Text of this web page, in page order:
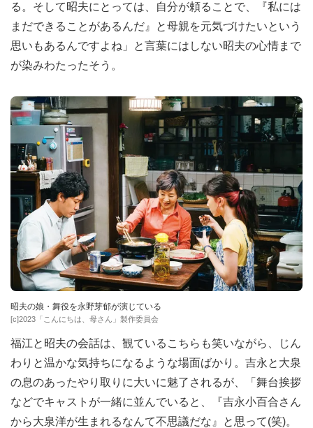
る。そして昭夫にとっては、自分が頼ることで、『私には
まだできることがあるんだ』と母親を元気づけたいという
思いもあるんですよね」と言葉にはしない昭夫の心情まで
が染みわたったそう。
昭夫の娘・舞役を永野芽郁が演じている
[c]2023「こんにちは、母さん」製作委員会
福江と昭夫の会話は、観ているこちらも笑いながら、じん
わりと温かな気持ちになるような場面ばかり。吉永と大泉
の息のあったやり取りに大いに魅了されるが、「舞台挨拶
などでキャストが一緒に並んでいると、『吉永小百合さん
から大泉洋が生まれるなんて不思議だな』と思って(笑)。